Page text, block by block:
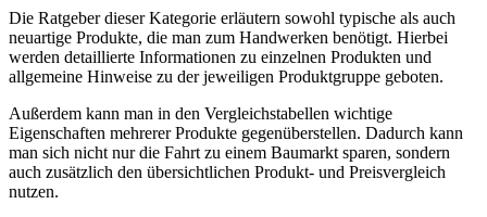
Die Ratgeber dieser Kategorie erläutern sowohl typische als auch
neuartige Produkte, die man zum Handwerken benötigt. Hierbei
werden detaillierte Informationen zu einzelnen Produkten und
allgemeine Hinweise zu der jeweiligen Produktgruppe geboten.
Außerdem kann man in den Vergleichstabellen wichtige
Eigenschaften mehrerer Produkte gegenüberstellen. Dadurch kann
man sich nicht nur die Fahrt zu einem Baumarkt sparen, sondern
auch zusätzlich den übersichtlichen Produkt- und Preisvergleich
nutzen.